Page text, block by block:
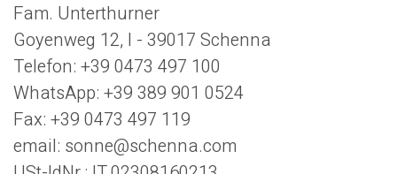
Fam. Unterthurner
Goyenweg 12, I - 39017 Schenna
Telefon: +39 0473 497 100
WhatsApp: +39 389 901 0524
Fax: +39 0473 497 119
email: sonne@schenna.com